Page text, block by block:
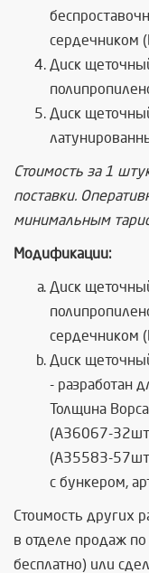
сердечником
Диск
Диск
Стоимость за 1
поставки.
минимальным
Модификации:
Диск
сердечником
Диск
- разработан
Толщина
(A36067-
(A35583-
с бункером,
Стоимость других
в отделе продаж по
бесплатно) или